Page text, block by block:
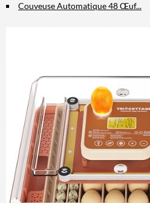
Couveuse Automatique 48 Œuf...